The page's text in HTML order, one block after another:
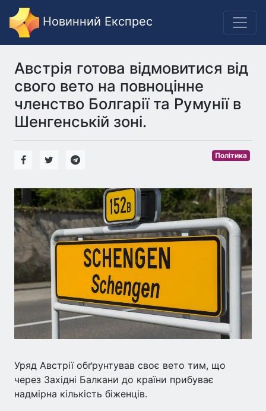
Новинний Експрес
Австрія готова відмовитися від
свого вето на повноцінне
членство Болгарії та Румунії в
Шенгенській зоні.
Політика
Уряд Австрії обґрунтував своє вето тим, що
через Західні Балкани до країни прибуває
надмірна кількість біженців.